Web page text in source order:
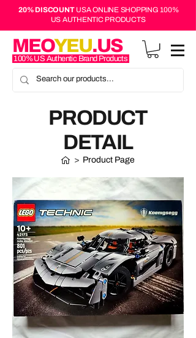
20% DISCOUNTUSA ONLINE SHOPPING 100%
US AUTHENTIC PRODUCTS
MEOYEU.US
100% US Authentic Brand Products
PRODUCT
DETAIL
> Product Page